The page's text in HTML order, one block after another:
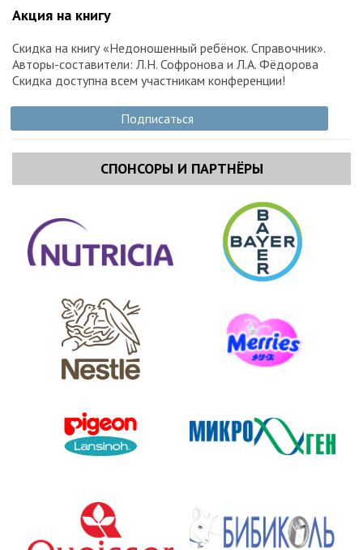
Акция на книгу
Скидка на книгу «Недоношенный ребёнок. Справочник».
Авторы-составители: Л.Н. Софронова и Л.А. Фёдорова
Скидка доступна всем участникам конференции!
Подписаться
СПОНСОРЫ И ПАРТНЁРЫ